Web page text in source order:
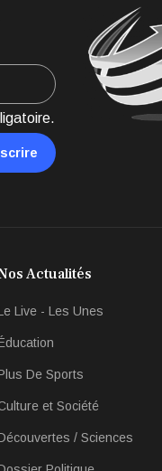
Actualités
Live - Les Unes
De Sports
et Société
/ Sciences